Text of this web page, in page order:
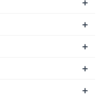
+
+
+
+